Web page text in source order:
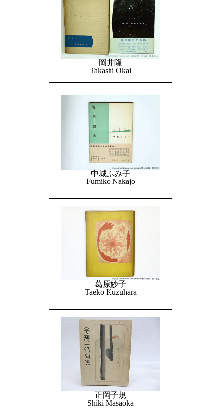
岡井隆
Takashi Okai
中城ふみ子
Fumiko Nakajo
葛原妙子
Taeko Kuzuhara
正岡子規
Shiki Masaoka